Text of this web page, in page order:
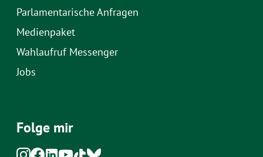
Parlamentarische Anfragen
Medienpaket
Wahlaufruf Messenger
Jobs
Folge mir